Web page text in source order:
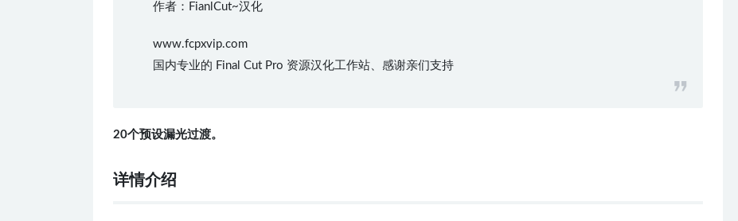
作者：FianlCut~汉化
www.fcpxvip.com
国内专业的 Final Cut Pro 资源汉化工作站、感谢亲们支持
20个预设漏光过渡。
详情介绍